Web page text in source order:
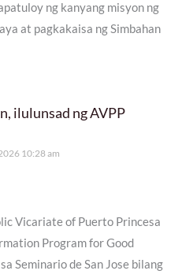
ng kanyang misyon ng
at pagkakaisa ng Simbahan
ilulunsad ng AVPP
10:28 am
Vicariate of Puerto Princesa
Program for Good
Seminario de San Jose bilang